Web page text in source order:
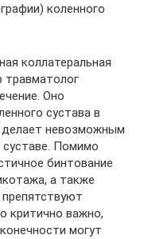
коленного
коллатеральная
травматолог
Оно
сустава в
невозможным
суставе. Помимо
бинтование
а также
критично важно,
могут